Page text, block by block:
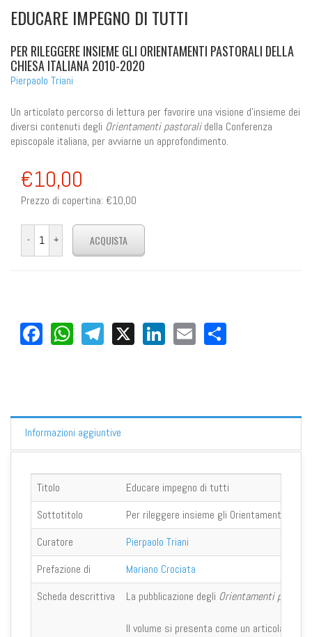
EDUCARE IMPEGNO DI TUTTI
PER RILEGGERE INSIEME GLI ORIENTAMENTI PASTORALI DELLA
CHIESA ITALIANA 2010-2020
Pierpaolo Triani
Un articolato percorso di lettura per favorire una visione d'insieme dei
diversi contenuti degli Orientamenti pastoralidella Conferenza
episcopale italiana, per avviarne un approfondimento.
€10,00
Prezzo di copertina: €10,00
Facebook
WhatsApp
Telegram
X LinkedIn
Email
Informazioni aggiuntive
Titolo
Educare impegno di tutti
Sottotitolo
Per rileggere insieme gli Orientamenti
Curatore
Pierpaolo Triani
Prefazione di
Mariano Crociata
Scheda descrittiva
La pubblicazione degli Orientamenti
Il volume si presenta come un articolato